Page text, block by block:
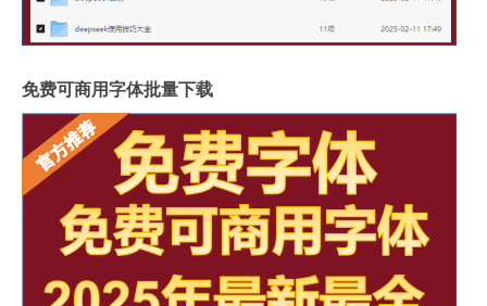
免费可商用字体批量下载